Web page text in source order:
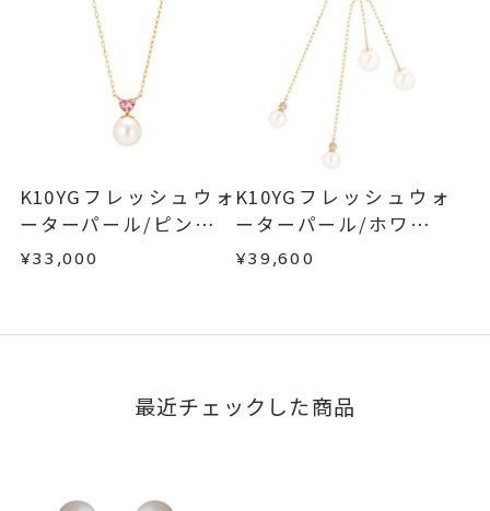
K10YGフレッシュウォ
ーターパール/ピンクト
ルマリンネックレス
¥33,000
K10YGフレッシュウォ
ーターパール/ホワイト
トパーズピアス
¥39,600
最近チェックした商品